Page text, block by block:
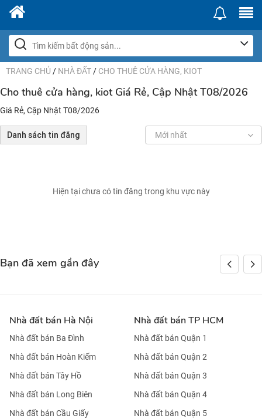
TRANG CHỦ / NHÀ ĐẤT / CHO THUÊ CỬA HÀNG, KIOT
Cho thuê cửa hàng, kiot Giá Rẻ, Cập Nhật T08/2026
Giá Rẻ, Cập Nhật T08/2026
Danh sách tin đăng Mới nhất
Hiện tại chưa có tin đăng trong khu vực này
Bạn đã xem gần đây
Nhà đất bán Hà Nội
Nhà đất bán Ba Đình
Nhà đất bán Hoàn Kiếm
Nhà đất bán Tây Hồ
Nhà đất bán Long Biên
Nhà đất bán Cầu Giấy
Nhà đất bán TP HCM
Nhà đất bán Quận 1
Nhà đất bán Quận 2
Nhà đất bán Quận 3
Nhà đất bán Quận 4
Nhà đất bán Quận 5